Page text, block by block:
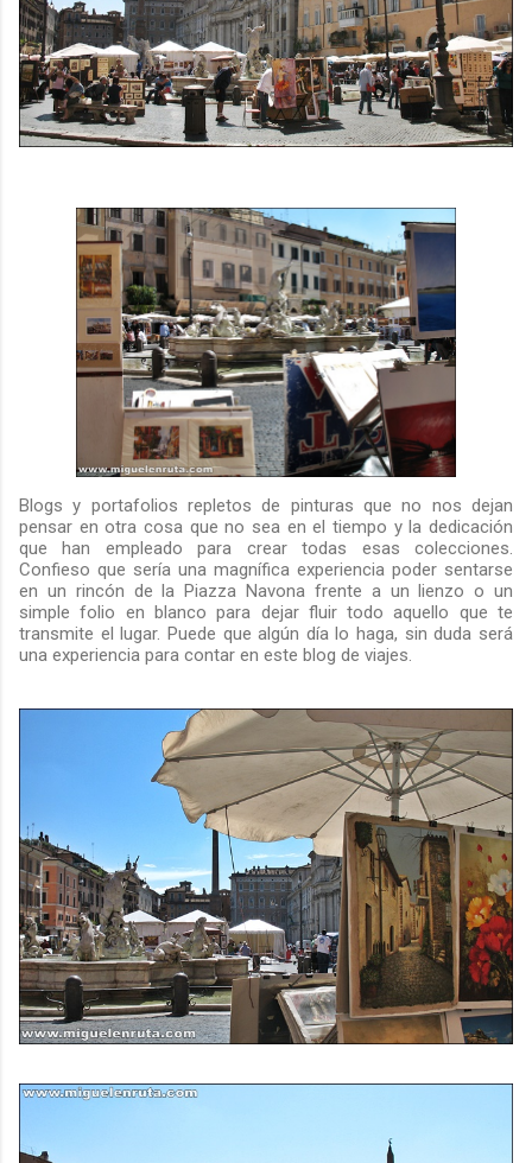
Blogs y portafolios repletos de pinturas que no nos dejan
pensar en otra cosa que no sea en el tiempo y la dedicación
que han empleado para crear todas esas colecciones.
Confieso que sería una magnífica experiencia poder sentarse
en un rincón de la Piazza Navona frente a un lienzo o un
simple folio en blanco para dejar fluir todo aquello que te
transmite el lugar. Puede que algún día lo haga, sin duda será
una experiencia para contar en este blog de viajes.